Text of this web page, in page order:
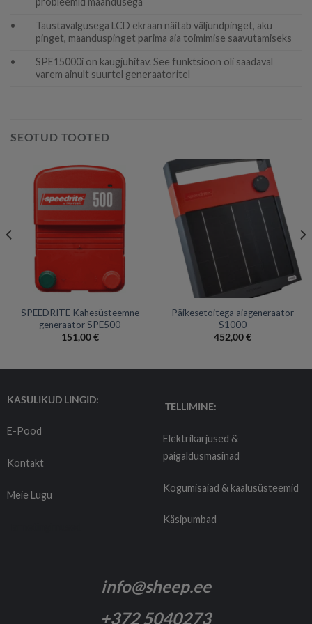
•
Taustavalgusega LCD ekraan näitab väljundpinget, aku
pinget, maanduspinget parima aia toimimise saavutamiseks
•
SPE15000i on kaugjuhitav. See funktsioon oli saadaval
varem ainult suurtel generaatoritel
SEOTUD TOOTED
SPEEDRITE Kahesüsteemne
generaator SPE500
151,00€
Päikesetoitega aiageneraator
S1000
452,00€
KASULIKUD LINGID:
E-Pood
Kontakt
Meie Lugu
TELLIMINE:
Elektrikarjused &
paigaldusmasinad
Kogumisaiad & kaalusüsteemid
Käsipumbad
info@sheep.ee
+372 5040273